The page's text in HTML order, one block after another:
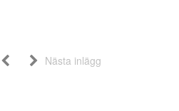
Nästa inlägg